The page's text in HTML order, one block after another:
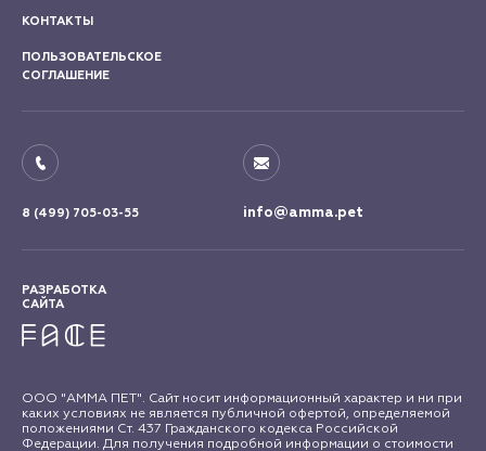
КОНТАКТЫ
ПОЛЬЗОВАТЕЛЬСКОЕ
СОГЛАШЕНИЕ
8 (499) 705-03-55 info@amma.pet
РАЗРАБОТКА
САЙТА
ООО "АММА ПЕТ". Сайт носит информационный характер и ни при
каких условиях не является публичной офертой, определяемой
положениями Ст. 437 Гражданского кодекса Российской
Федерации. Для получения подробной информации о стоимости